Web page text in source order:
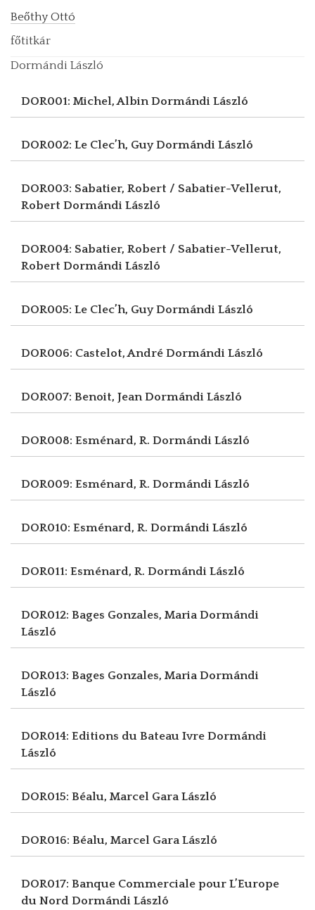
Beőthy Ottó
főtitkár
Dormándi László
DOR001: Michel, AlbinDormándi László
DOR002: Le Clec’h, GuyDormándi László
DOR003: Sabatier, Robert / Sabatier-Vellerut,
Robert Dormándi László
DOR004: Sabatier, Robert / Sabatier-Vellerut,
Robert Dormándi László
DOR005: Le Clec’h, GuyDormándi László
DOR006: Castelot, André Dormándi László
DOR007: Benoit, JeanDormándi László
DOR008: Esménard, R. Dormándi László
DOR009: Esménard, R. Dormándi László
DOR010: Esménard, R. Dormándi László
DOR011: Esménard, R. Dormándi László
DOR012: Bages Gonzales, MariaDormándi
László
DOR013: Bages Gonzales, MariaDormándi
László
DOR014: Editions du Bateau Ivre Dormándi
László
DOR015: Béalu, Marcel Gara László
DOR016: Béalu, Marcel Gara László
DOR017: Banque Commerciale pour L’Europe
du Nord Dormándi László